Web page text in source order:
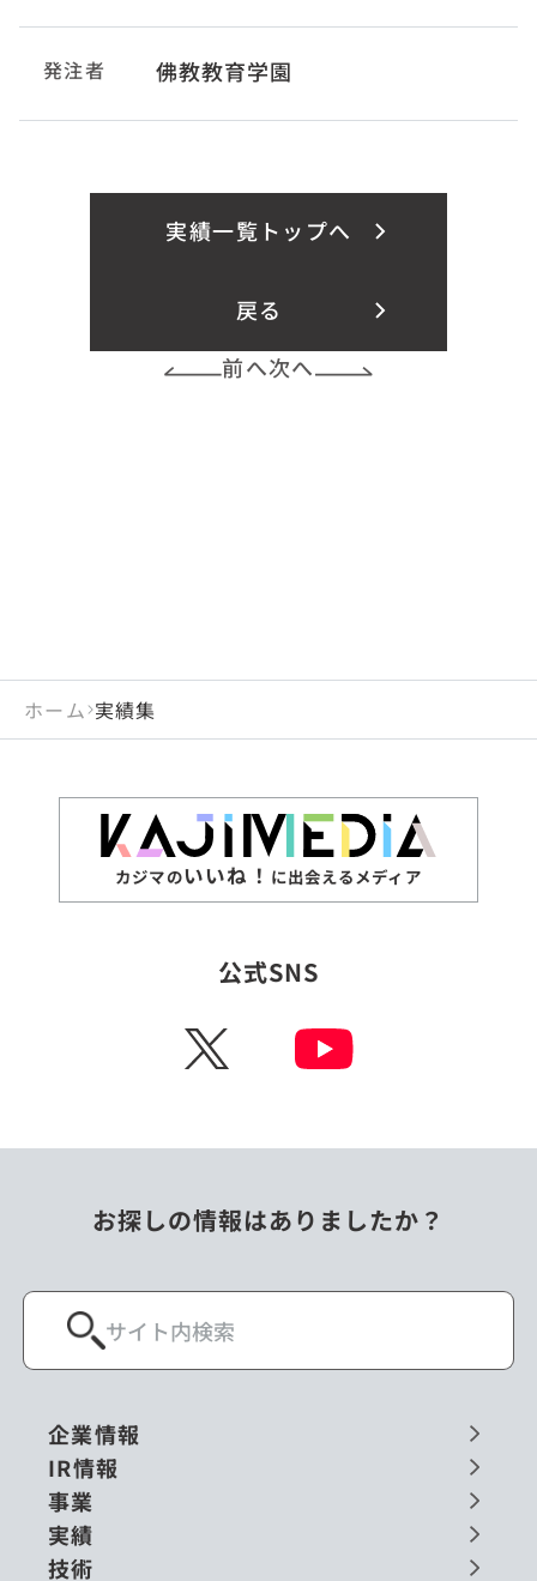
発注者 佛教教育学園
実績一覧トップへ
戻る
前へ次へ
ホーム 実績集
カジマのいいね！ に出会えるメディア
公式SNS
X
お探しの情報はありましたか？
企業情報
IR情報
事業
実績
技術